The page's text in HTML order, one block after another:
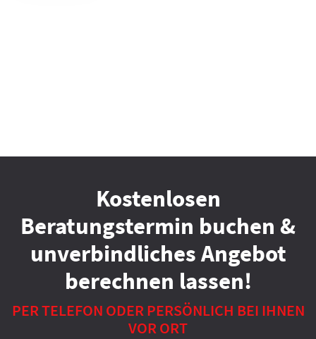
Kostenlosen
Beratungstermin buchen &
unverbindliches Angebot
berechnen lassen!
PER TELEFON ODER PERSÖNLICH BEI IHNEN
VOR ORT